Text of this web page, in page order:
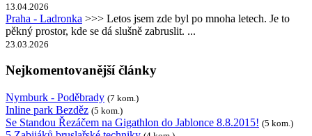
13.04.2026
Praha - Ladronka >>> Letos jsem zde byl po mnoha letech. Je to
pěkný prostor, kde se dá slušně zabruslit. ...
23.03.2026
Nejkomentovanější články
Nymburk - Poděbrady (7 kom.)
Inline park Bezděz (5 kom.)
Se Standou Řezáčem na Gigathlon do Jablonce 8.8.2015! (5 kom.)